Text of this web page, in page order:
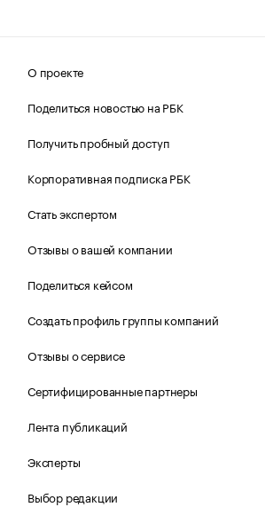
О проекте
Поделиться новостью на РБК
Получить пробный доступ
Корпоративная подписка РБК
Стать экспертом
Отзывы о вашей компании
Поделиться кейсом
Создать профиль группы компаний
Отзывы о сервисе
Сертифицированные партнеры
Лента публикаций
Эксперты
Выбор редакции